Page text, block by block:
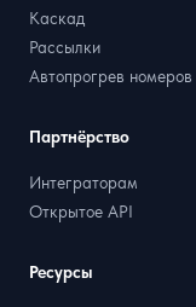
Каскад
Рассылки
Автопрогрев номеров
Партнёрство
Интеграторам
Открытое API
Ресурсы